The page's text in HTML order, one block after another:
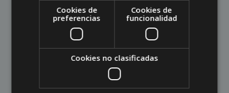
Cookies de
preferencias
Cookies de
funcionalidad
Cookies no clasificadas